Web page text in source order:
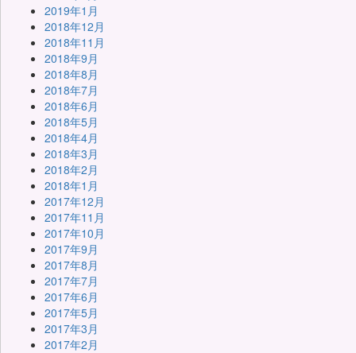
2019年1月
2018年12月
2018年11月
2018年9月
2018年8月
2018年7月
2018年6月
2018年5月
2018年4月
2018年3月
2018年2月
2018年1月
2017年12月
2017年11月
2017年10月
2017年9月
2017年8月
2017年7月
2017年6月
2017年5月
2017年3月
2017年2月